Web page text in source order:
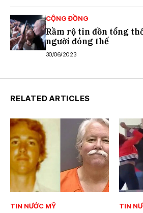
CỘNG ĐỒNG
Rầm rộ tin đồn tổng
người đóng thế
30/06/2023
RELATED ARTICLES
TIN NƯỚC MỸ TIN